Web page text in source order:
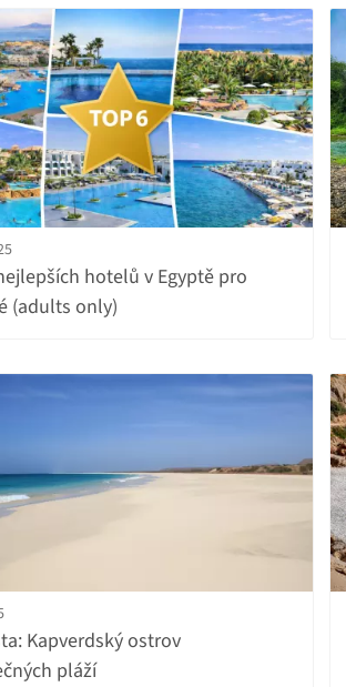
hotelů v Egyptě pro
(adults only)
Kapverdský ostrov
pláží